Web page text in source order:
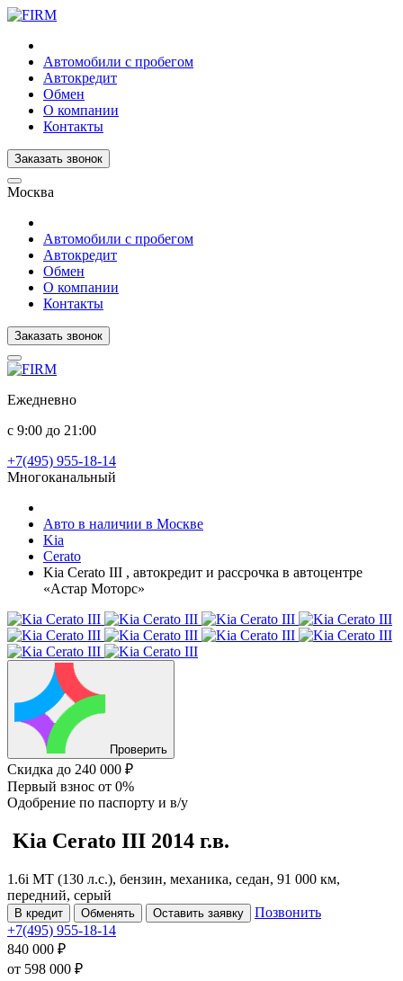
Автомобили с пробегом
Автокредит
Обмен
О компании
Контакты
Заказать звонок
Москва
Автомобили с пробегом
Автокредит
Обмен
О компании
Контакты
Заказать звонок
Ежедневно
с 9:00 до 21:00
+7(495) 955-18-14
Многоканальный
Авто в наличии в Москве
Kia
Cerato
Kia Cerato III , автокредит и рассрочка в автоцентре
«Астар Моторс»
Проверить
Скидка до 240 000 ₽
Первый взнос от 0%
Одобрение по паспорту и в/у
Kia Cerato III 2014 г.в.
1.6i MT (130 л.с.), бензин, механика, седан, 91 000 км,
передний, серый
В кредит Обменять Оставить заявку
Позвонить
+7(495) 955-18-14
840 000 ₽
от 598 000 ₽